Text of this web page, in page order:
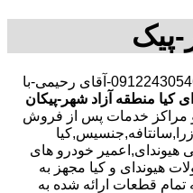
پیک
,09122430546-آقای رحیمی-با
کیا منطقه آزاد شهر-پیکان
و مراکز خدمات پس از فروش
هیوندای,اعمیر خودرو های
هیوندای و کیا مجهز به
قطعات ارائه شده به